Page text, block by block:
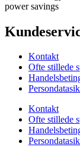
Kontakt
Ofte stillede
Kontakt
Ofte stillede